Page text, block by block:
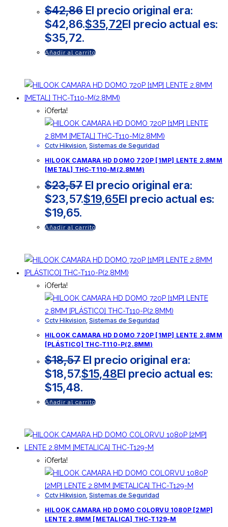
$42,86 El precio original era:
$42,86.$35,72El precio actual es:
$35,72.
Añadir al carrito
¡Oferta!
Cctv Hikvision Sistemas de Seguridad
HILOOK CAMARA HD DOMO 720P [1MP] LENTE 2.8MM
[METAL] THC-T110-M(2.8MM)
$23,57 El precio original era:
$23,57.$19,65El precio actual es:
$19,65.
Añadir al carrito
¡Oferta!
Cctv Hikvision Sistemas de Seguridad
HILOOK CAMARA HD DOMO 720P [1MP] LENTE 2.8MM
[PLÁSTICO] THC-T110-P(2.8MM)
$18,57 El precio original era:
$18,57.$15,48El precio actual es:
$15,48.
Añadir al carrito
¡Oferta!
Cctv Hikvision Sistemas de Seguridad
HILOOK CAMARA HD DOMO COLORVU 1080P [2MP]
LENTE 2.8MM [METALICA] THC-T129-M